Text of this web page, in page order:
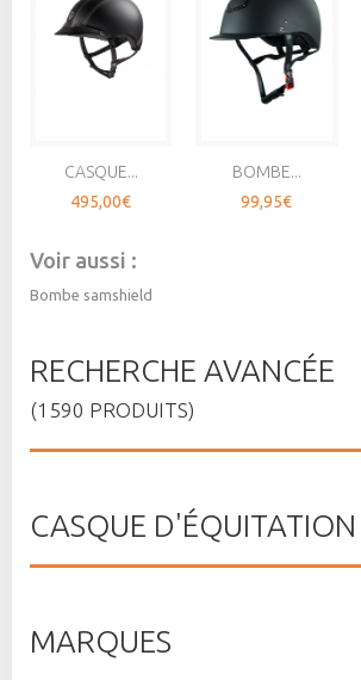
CASQUE...
495,00€
BOMBE...
99,95€
Voir aussi :
Bombe samshield
RECHERCHE AVANCÉE
(1590 PRODUITS)
CASQUE D'ÉQUITATION
MARQUES